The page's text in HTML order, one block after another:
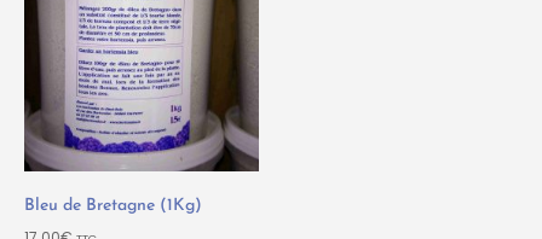
Bleu de Bretagne (1Kg)